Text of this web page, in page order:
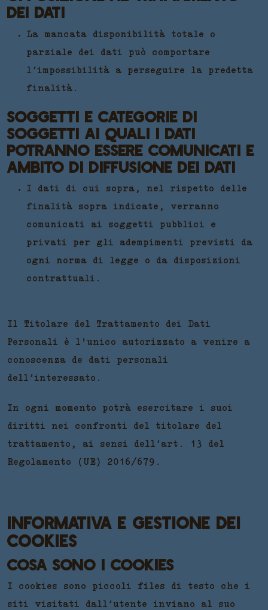
DEI DATI
La mancata disponibilità totale o
parziale dei dati può comportare
l’impossibilità a perseguire la predetta
finalità.
SOGGETTI E CATEGORIE DI
SOGGETTI AI QUALI I DATI
POTRANNO ESSERE COMUNICATI E
AMBITO DI DIFFUSIONE DEI DATI
I dati di cui sopra, nel rispetto delle
finalità sopra indicate, verranno
comunicati ai soggetti pubblici e
privati per gli adempimenti previsti da
ogni norma di legge o da disposizioni
contrattuali.
Il Titolare del Trattamento dei Dati
Personali è l'unico autorizzato a venire a
conoscenza de dati personali
dell’interessato.
In ogni momento potrà esercitare i suoi
diritti nei confronti del titolare del
trattamento, ai sensi dell’art. 13 del
Regolamento (UE) 2016/679.
INFORMATIVA E GESTIONE DEI
COOKIES
COSA SONO I COOKIES
I cookies sono piccoli files di testo che i
siti visitati dall’utente inviano al suo